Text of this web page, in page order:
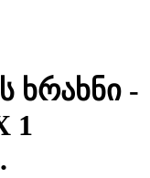
ხრახნი -
1